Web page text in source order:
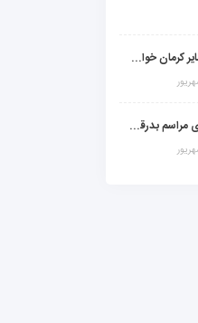
مدیرکل امور عشایر کرمان خواستار افزایش اعتبارات خشکسالی در سال جدید شد
جلسه برنامه‌ریزی مراسم بدرقه شهید والامقام "رهبرشهید ایران"